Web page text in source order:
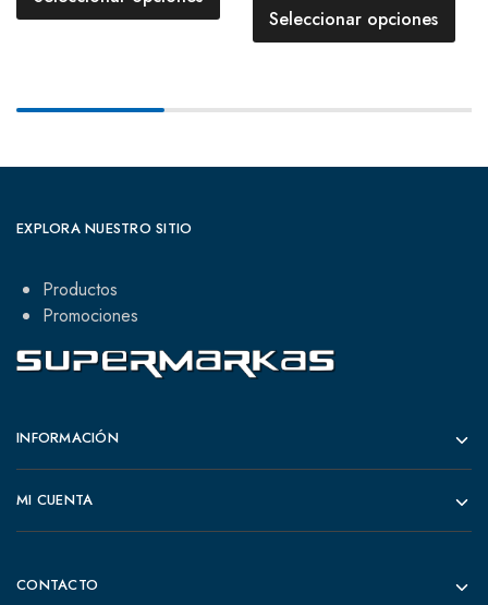
Seleccionar opciones
EXPLORA NUESTRO SITIO
Productos
Promociones
INFORMACIÓN
MI CUENTA
CONTACTO